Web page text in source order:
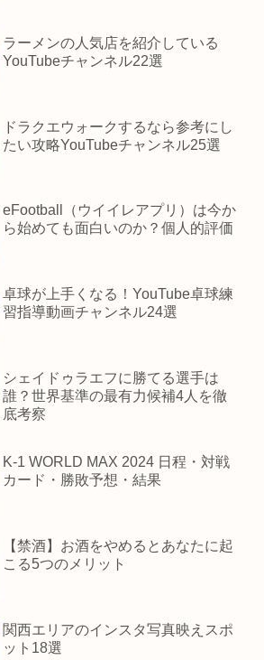
ラーメンの人気店を紹介している
YouTubeチャンネル22選
ドラクエウォークするなら参考にし
たい攻略YouTubeチャンネル25選
eFootball（ウイイレアプリ）は今か
ら始めても面白いのか？個人的評価
卓球が上手くなる！YouTube卓球練
習指導動画チャンネル24選
シェイドゥラエフに勝てる選手は
誰？世界基準の最有力候補4人を徹
底考察
K-1 WORLD MAX 2024 日程・対戦
カード・勝敗予想・結果
【禁酒】お酒をやめるとあなたに起
こる5つのメリット
関西エリアのインスタ写真映えスポ
ット18選